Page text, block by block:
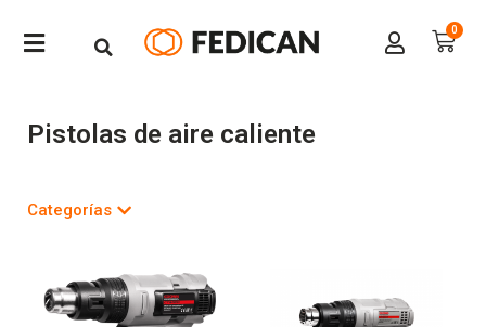
Pistolas de aire caliente
Categorías